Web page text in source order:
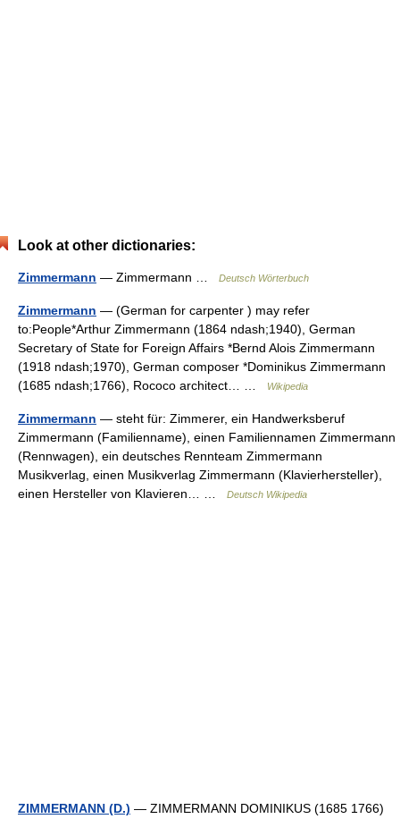
Look at other dictionaries:
Zimmermann — Zimmermann … Deutsch Wörterbuch
Zimmermann — (German for carpenter ) may refer
to:People*Arthur Zimmermann (1864 ndash;1940), German
Secretary of State for Foreign Affairs *Bernd Alois Zimmermann
(1918 ndash;1970), German composer *Dominikus Zimmermann
(1685 ndash;1766), Rococo architect… …
Wikipedia
Zimmermann — steht für: Zimmerer, ein Handwerksberuf
Zimmermann (Familienname), einen Familiennamen Zimmermann
(Rennwagen), ein deutsches Rennteam Zimmermann
Musikverlag, einen Musikverlag Zimmermann (Klavierhersteller),
einen Hersteller von Klavieren… …
Deutsch Wikipedia
ZIMMERMANN (D.) — ZIMMERMANN DOMINIKUS (1685 1766)